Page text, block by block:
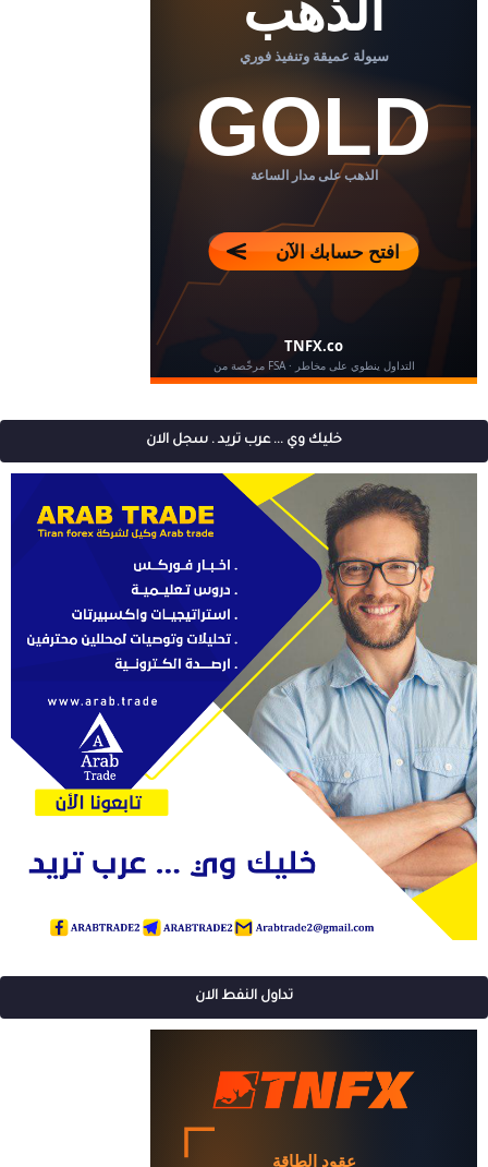
خليك وي ... عرب تريد . سجل الان
تداول النفط الان